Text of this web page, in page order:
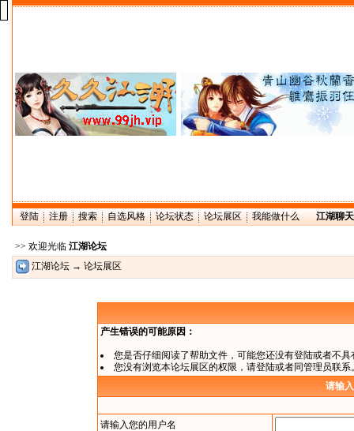
登陆 注册 搜索 自选风格 论坛状态 论坛展区 我能做什么 江湖聊
>> 欢迎光临 江湖论坛
江湖论坛 → 论坛展区
产生错误的可能原因：
您是否仔细阅读了帮助文件，可能您还没有登陆或者不
您没有浏览本论坛展区的权限，请登陆或者同管理员联系
请输
请输入您的用户名